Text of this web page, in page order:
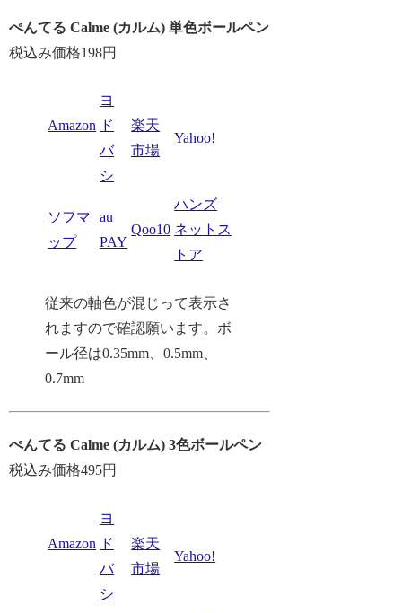
ぺんてる Calme (カルム) 単色ボールペン
税込み価格198円
Amazon
ヨ
ド
バ
シ
楽天
市場
Yahoo!
ソフマ
ップ
au
PAY
Qoo10
ハンズ
ネットス
トア
従来の軸色が混じって表示さ
れますので確認願います。ボ
ール径は0.35mm、0.5mm、
0.7mm
ぺんてる Calme (カルム) 3色ボールペン
税込み価格495円
Amazon
ヨ
ド
バ
シ
楽天
市場
Yahoo!